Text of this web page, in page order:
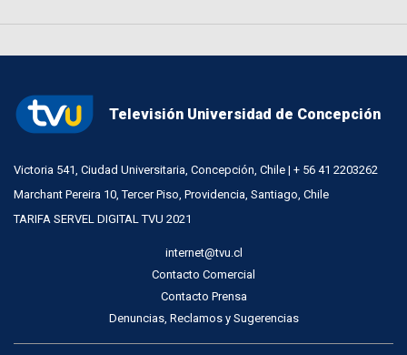
Televisión Universidad de Concepción
Victoria 541, Ciudad Universitaria, Concepción, Chile | + 56 41 2203262
Marchant Pereira 10, Tercer Piso, Providencia, Santiago, Chile
TARIFA SERVEL DIGITAL TVU 2021
internet@tvu.cl
Contacto Comercial
Contacto Prensa
Denuncias, Reclamos y Sugerencias